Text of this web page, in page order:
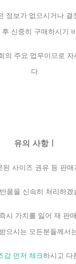
정보가 없으시거나
신중히 구매하시기
의 주요 업무이므로
다.
유의 사항ㅣ
된 사이즈 권유 등 판
품을 신속히 처리하겠
시 가치를 잃어 재 판
으시는 모든분들께서
감 먼저 체크하시고 다